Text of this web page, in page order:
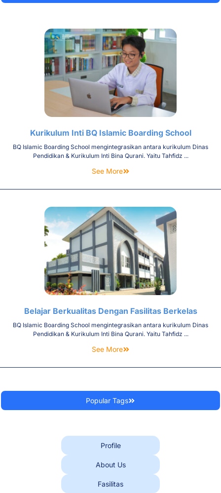
Kurikulum Inti BQ Islamic Boarding School
BQ Islamic Boarding School mengintegrasikan antara kurikulum Dinas
Pendidikan & Kurikulum Inti Bina Qurani. Yaitu Tahfidz ...
See More
Belajar Berkualitas Dengan Fasilitas Berkelas
BQ Islamic Boarding School mengintegrasikan antara kurikulum Dinas
Pendidikan & Kurikulum Inti Bina Qurani. Yaitu Tahfidz ...
See More
Popular Tags
Profile
About Us
Fasilitas